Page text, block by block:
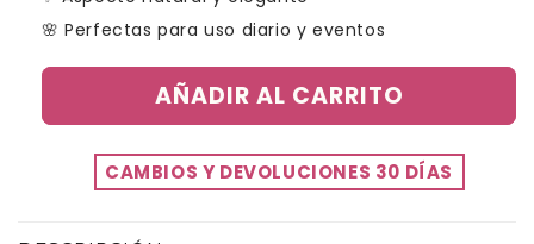
🌸 Perfectas para uso diario y eventos
AÑADIR AL CARRITO
CAMBIOS Y DEVOLUCIONES 30 DÍAS